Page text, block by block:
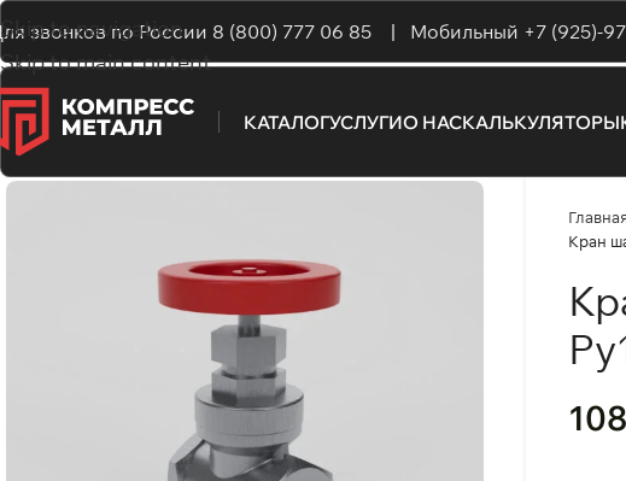
Skip to navigation
Skip to main content
звонков по России 8 (800) 777 06 85 | Мобильный +7 (925)-
КАТАЛОГУСЛУГИО НАСКАЛЬКУЛЯТОРЫ
Главная
Кран
108